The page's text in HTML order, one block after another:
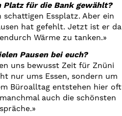
Platz für die Bank gewählt?
schattigen Essplatz. Aber ein
hat gefehlt. Jetzt ist er da
Wärme zu tanken.»
Pausen bei euch?
uns bewusst Zeit für Znüni
nur ums Essen, sondern um
Büroalltag entstehen hier oft
auch die schönsten